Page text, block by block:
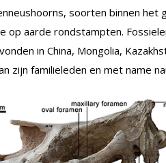
soorten binnen het
op aarde rondstampten.
in China, Mongolia,
zijn familieleden en met name